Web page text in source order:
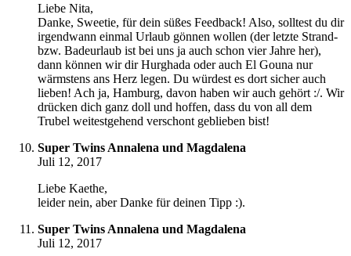
Liebe Nita,
Danke, Sweetie, für dein süßes Feedback! Also, solltest du dir
irgendwann einmal Urlaub gönnen wollen (der letzte Strand-
bzw. Badeurlaub ist bei uns ja auch schon vier Jahre her),
dann können wir dir Hurghada oder auch El Gouna nur
wärmstens ans Herz legen. Du würdest es dort sicher auch
lieben! Ach ja, Hamburg, davon haben wir auch gehört :/. Wir
drücken dich ganz doll und hoffen, dass du von all dem
Trubel weitestgehend verschont geblieben bist!
Super Twins Annalena und Magdalena
Juli 12, 2017
Liebe Kaethe,
leider nein, aber Danke für deinen Tipp :).
Super Twins Annalena und Magdalena
Juli 12, 2017